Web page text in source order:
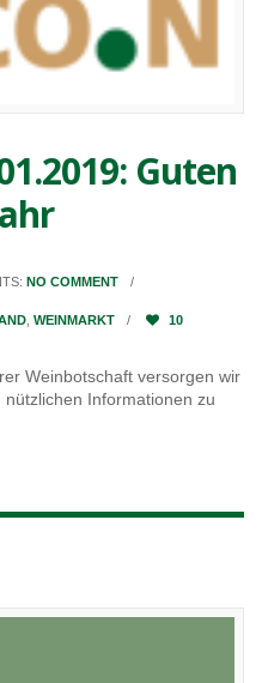
Guten
NO COMMENT
WEINMARKT 10
Weinbotschaft versorgen wir
Informationen zu